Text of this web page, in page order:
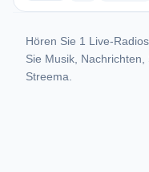
Hören Sie 1 Live-
Sie Musik,
Streema.